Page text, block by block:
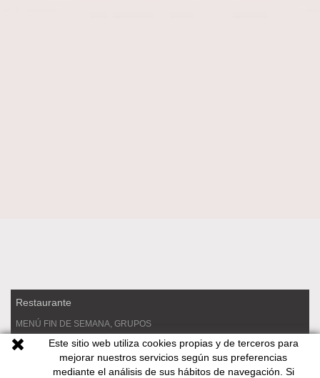
Restaurante
MENÚ FIN DE SEMANA, GRUPOS
RESERVAS
COMIDA PARA LLEVAR
Este sitio web utiliza cookies propias y de terceros para
mejorar nuestros servicios según sus preferencias
mediante el análisis de sus hábitos de navegación. Si